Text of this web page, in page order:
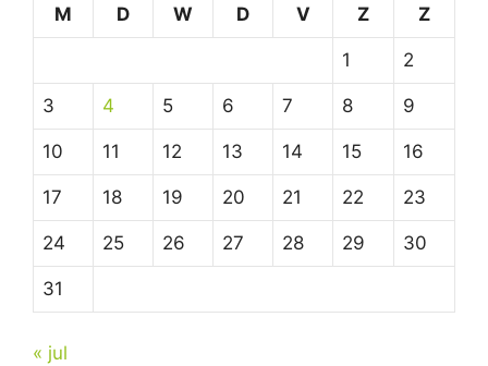
M
D W D V Z Z
1 2
3 4 5 6 7 8 9
10 11 12 13 14 15 16
17 18 19 20 21 22 23
24 25 26 27 28 29 30
31
« jul